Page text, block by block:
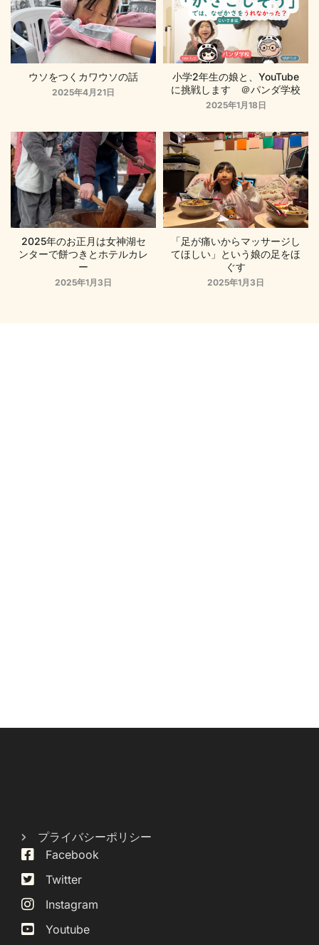
ウソをつくカワウソの話
2025年4月21日
小学2年生の娘と、YouTube
に挑戦します ＠パンダ学校
2025年1月18日
2025年のお正月は女神湖セ
ンターで餅つきとホテルカレ
ー
2025年1月3日
「足が痛いからマッサージし
てほしい」という娘の足をほ
ぐす
2025年1月3日
プライバシーポリシー
Facebook
Twitter
Instagram
Youtube